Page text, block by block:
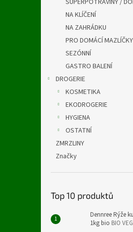
SUPERPOTRAVINY /
NA KLÍČENÍ
NA ZAHRÁDKU
PRO DOMÁCÍ MAZLÍČKY
SEZÓNNÍ
GASTRO BALENÍ
DROGERIE
KOSMETIKA
EKODROGERIE
HYGIENA
OSTATNÍ
ZMRZLINY
Značky
Top 10 produktů
Dennree Rýže
1kg bio BIO